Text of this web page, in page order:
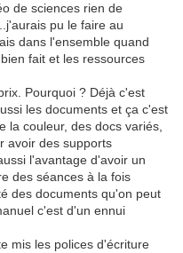
de sciences rien de
pu le faire au
dans l'ensemble quand
fait et les ressources
Pourquoi ? Déjà c'est
les documents et ça c'est
la couleur, des docs variés,
avoir des supports
l'avantage d'avoir un
des séances à la fois
des documents qu'on peut
c'est d'un ennui
mis les polices d'écriture